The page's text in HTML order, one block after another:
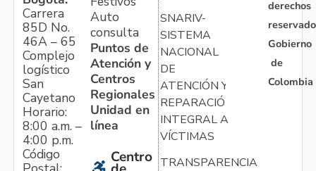
Carrera
85D No.
46A – 65
Complejo
logístico
San
Cayetano
Horario:
8:00 a.m. –
4:00 p.m.
Código
Auto
consulta
Puntos de
Atención y
Centros
Regionales
Unidad en
línea
Centro
SNARIV-
SISTEMA
NACIONAL
DE
ATENCIÓN Y
REPARACIÓN
INTEGRAL A
VÍCTIMAS
TRANSPARENCIA
derechos
Gobierno
de
Colombia